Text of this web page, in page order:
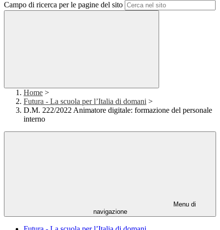
Campo di ricerca per le pagine del sito
Home >
Futura - La scuola per l’Italia di domani >
D.M. 222/2022 Animatore digitale: formazione del personale
interno
Menu di
navigazione